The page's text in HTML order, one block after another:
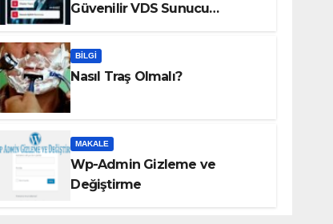
Güvenilir VDS Sunucu
BILGI
Nasıl Traş Olmalı?
MAKALE
Wp-Admin Gizleme ve
Değiştirme